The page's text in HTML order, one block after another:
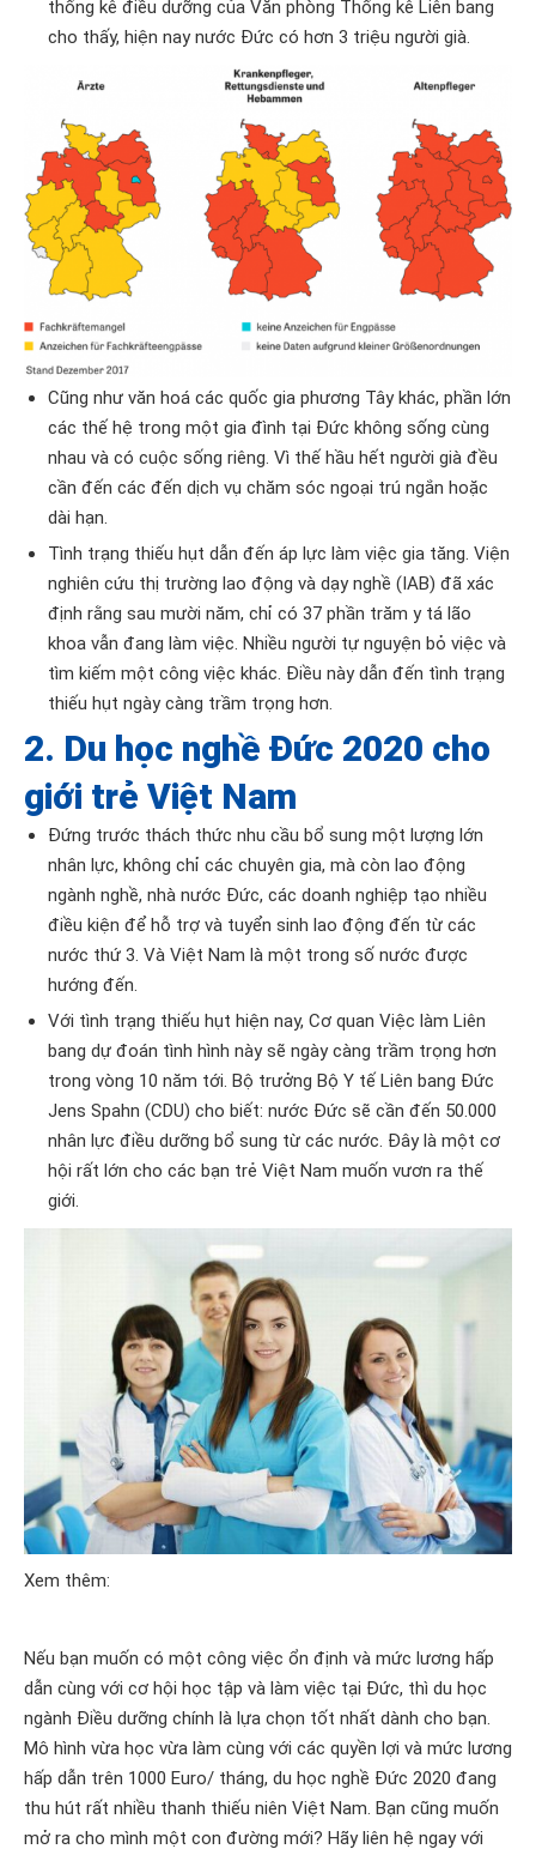
thống kê điều dưỡng của Văn phòng Thống kê Liên bang
cho thấy, hiện nay nước Đức có hơn 3 triệu người già.
Cũng như văn hoá các quốc gia phương Tây khác, phần lớn
các thế hệ trong một gia đình tại Đức không sống cùng
nhau và có cuộc sống riêng. Vì thế hầu hết người già đều
cần đến các đến dịch vụ chăm sóc ngoại trú ngắn hoặc
dài hạn.
Tình trạng thiếu hụt dẫn đến áp lực làm việc gia tăng. Viện
nghiên cứu thị trường lao động và dạy nghề (IAB) đã xác
định rằng sau mười năm, chỉ có 37 phần trăm y tá lão
khoa vẫn đang làm việc. Nhiều người tự nguyện bỏ việc và
tìm kiếm một công việc khác. Điều này dẫn đến tình trạng
thiếu hụt ngày càng trầm trọng hơn.
2. Du học nghề Đức 2020 cho
giới trẻ Việt Nam
Đứng trước thách thức nhu cầu bổ sung một lượng lớn
nhân lực, không chỉ các chuyên gia, mà còn lao động
ngành nghề, nhà nước Đức, các doanh nghiệp tạo nhiều
điều kiện để hỗ trợ và tuyển sinh lao động đến từ các
nước thứ 3. Và Việt Nam là một trong số nước được
hướng đến.
Với tình trạng thiếu hụt hiện nay, Cơ quan Việc làm Liên
bang dự đoán tình hình này sẽ ngày càng trầm trọng hơn
trong vòng 10 năm tới. Bộ trưởng Bộ Y tế Liên bang Đức
Jens Spahn (CDU) cho biết: nước Đức sẽ cần đến 50.000
nhân lực điều dưỡng bổ sung từ các nước. Đây là một cơ
hội rất lớn cho các bạn trẻ Việt Nam muốn vươn ra thế
giới.
Xem thêm:
Nếu bạn muốn có một công việc ổn định và mức lương hấp
dẫn cùng với cơ hội học tập và làm việc tại Đức, thì du học
ngành Điều dưỡng chính là lựa chọn tốt nhất dành cho bạn.
Mô hình vừa học vừa làm cùng với các quyền lợi và mức lương
hấp dẫn trên 1000 Euro/ tháng, du học nghề Đức 2020 đang
thu hút rất nhiều thanh thiếu niên Việt Nam. Bạn cũng muốn
mở ra cho mình một con đường mới? Hãy liên hệ ngay với